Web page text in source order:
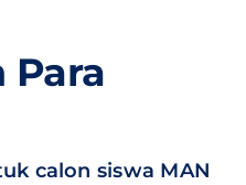
calon siswa MAN